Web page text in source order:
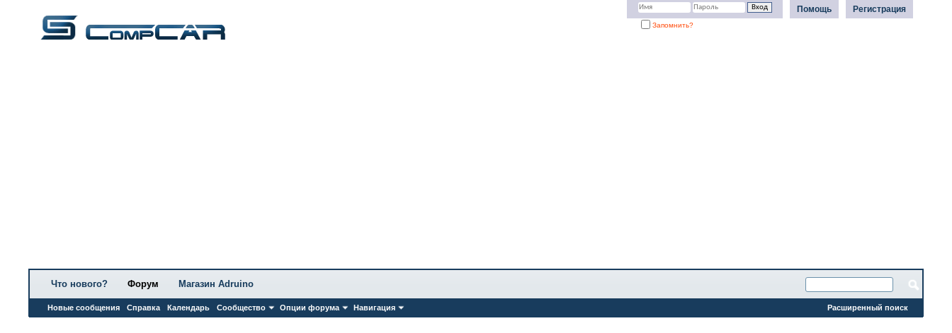
Регистрация
Помощь
Запомнить?
Что нового? Форум
Новые сообщения Справка Календарь Сообщество Опции форума Навигация
Магазин Adruino
Расширенный поиск